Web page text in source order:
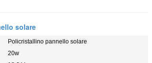
solare
Policristallino pannello solare
20w